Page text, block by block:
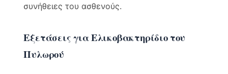
συνήθειες του ασθενούς.
Εξετάσεις για Ελικοβακτηρίδιο του
Πυλωρού